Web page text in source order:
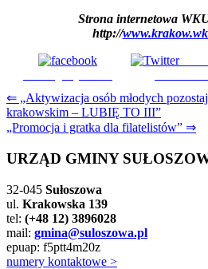
Strona internetowa
http://
Nawigacja
wpisu
⇐ „Aktywizacja osób młodych
krakowskim – LUBIĘ TO III”
„Promocja i gratka dla filatelistów” ⇒
URZĄD GMINY
32-045 Sułoszowa
ul. Krakowska 139
tel: (+48 12) 3896028
mail: gmina@suloszowa.pl
epuap: f5ptt4m20z
numery kontaktowe >